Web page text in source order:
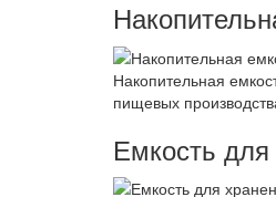
Накопительная
пищевых
Емкость